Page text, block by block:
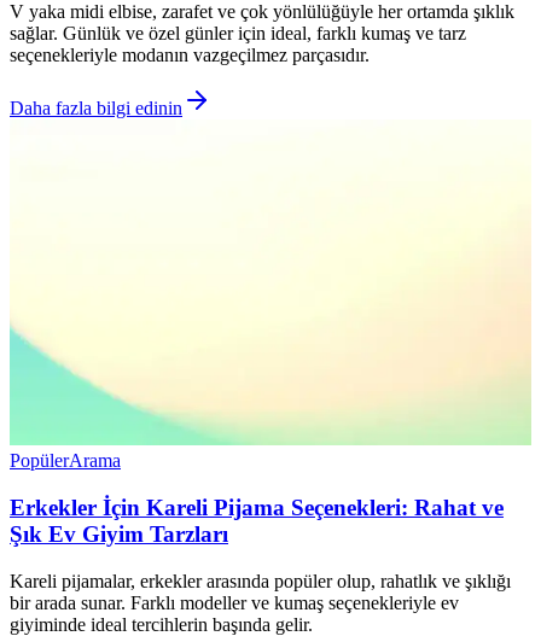
V yaka midi elbise, zarafet ve çok yönlülüğüyle her ortamda şıklık
sağlar. Günlük ve özel günler için ideal, farklı kumaş ve tarz
seçenekleriyle modanın vazgeçilmez parçasıdır.
Daha fazla bilgi edinin
PopülerArama
Erkekler İçin Kareli Pijama Seçenekleri: Rahat ve
Şık Ev Giyim Tarzları
Kareli pijamalar, erkekler arasında popüler olup, rahatlık ve şıklığı
bir arada sunar. Farklı modeller ve kumaş seçenekleriyle ev
giyiminde ideal tercihlerin başında gelir.